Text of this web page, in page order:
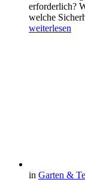
erforderlich?
welche
weiterlesen
in Garten &